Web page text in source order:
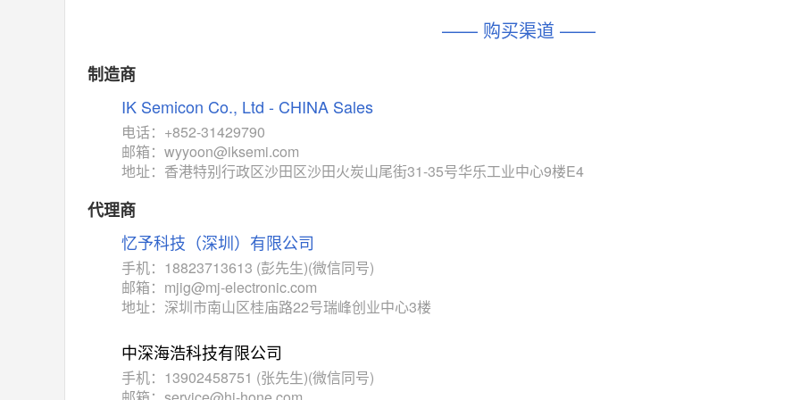
MAX14760
M74HC4852 (意法-ST)
相同功能 相似度 52%
相同功能
TC4052BFT (东芝-Toshiba)
相同功能 相似度 50% 对比
ISL54233 (瑞萨-Renesas)
ADG784 (亚德诺-ADI)
相同功能 相似度 49% 对比
相似度 44%
SGM7232
—— 购买渠道 ——
制造商
IK Semicon Co., Ltd - CHINA Sales
电话：+852-31429790
邮箱：wyyoon@iksemi.com
地址：香港特别行政区沙田区沙田火炭山尾街31-35号华乐工业中心9楼E4
代理商
忆予科技（深圳）有限公司
手机：18823713613 (彭先生)(微信同号)
邮箱：mjig@mj-electronic.com
地址：深圳市南山区桂庙路22号瑞峰创业中心3楼
中深海浩科技有限公司
手机：13902458751 (张先生)(微信同号)